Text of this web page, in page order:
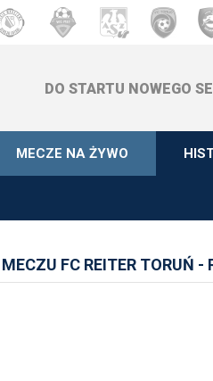
DO STARTU NOWEGO
MECZE NA ŻYWO
FC REITER TORUŃ -